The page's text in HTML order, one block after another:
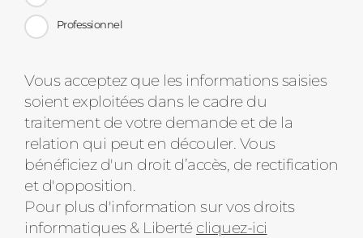
Professionnel
Message
d'état
Vous acceptez que les informations saisies
soient exploitées dans le cadre du
traitement de votre demande et de la
relation qui peut en découler. Vous
bénéficiez d'un droit d’accès, de rectification
et d'opposition.
Pour plus d'information sur vos droits
informatiques & Liberté cliquez-ici